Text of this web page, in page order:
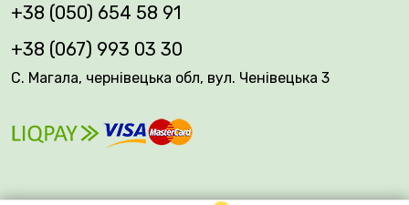
+38 (050) 654 58 91
+38 (067) 993 03 30
С. Магала, чернівецька обл, вул. Ченівецька 3